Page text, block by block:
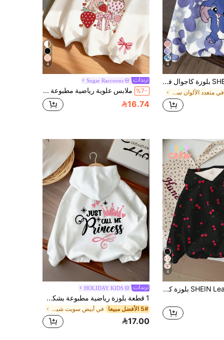
4
SHEIN Leap Crew بلوزة كاجوال فضفاضة بياقة طاقم مريحة بأكمام طويلة، مناسبة للخريف/الشتاء، أجواء العطلة، رحلة مشمسة، الربيع الكاجوال، رحلة الصيف، أسلوب Y2K الكيوت، عطلة شاطئ بوهيمي، مهرجان موسيقى بوهيمي هيبي، بلون أزرق فاتح، أجواء شاطئ نيون
في متعدد الألوان سويت شيرتات للفتيات المراهقات
4
Sugar Raccoons
%7- ملابس علوية رياضية مطبوعة بياقة دائرية للبنات المراهقات، قطعة واحدة، دافئة للخريف/الشتاء، ملابس علوية طويل الأكمام للأطفال والطالبات الصغيرات، Y2k/موضة/شارع/عتيق/كاجوال/متعدد الاستخدامات
16.74
4
SHEIN Leap Crew بلوزة كاجوال فضفاضة بأكمام طويلة مريحة، مناسبة للخريف/الشتاء، بنمط كرز كاجوال كيوت رترو باللون الأسود، مناسبة للمراهقات، ملابس كاجوال أنيقة، عودة للمدرسة، حفل عودة المدرسة
HOLIDAY KIDS
1 قطعة بلوزة رياضية مطبوعة بشكل عادي، بطانة حرارية دافئة بأكمام طويلة للخريف/الشتاء، بلوزة رياضية ذات كابوشون ملونة وممتعة لإلهام خيال الفتيات المراهقات
5# الأفضل مبيعا في أبيض سويت شيرتات للفتيات المراهقات
17.00